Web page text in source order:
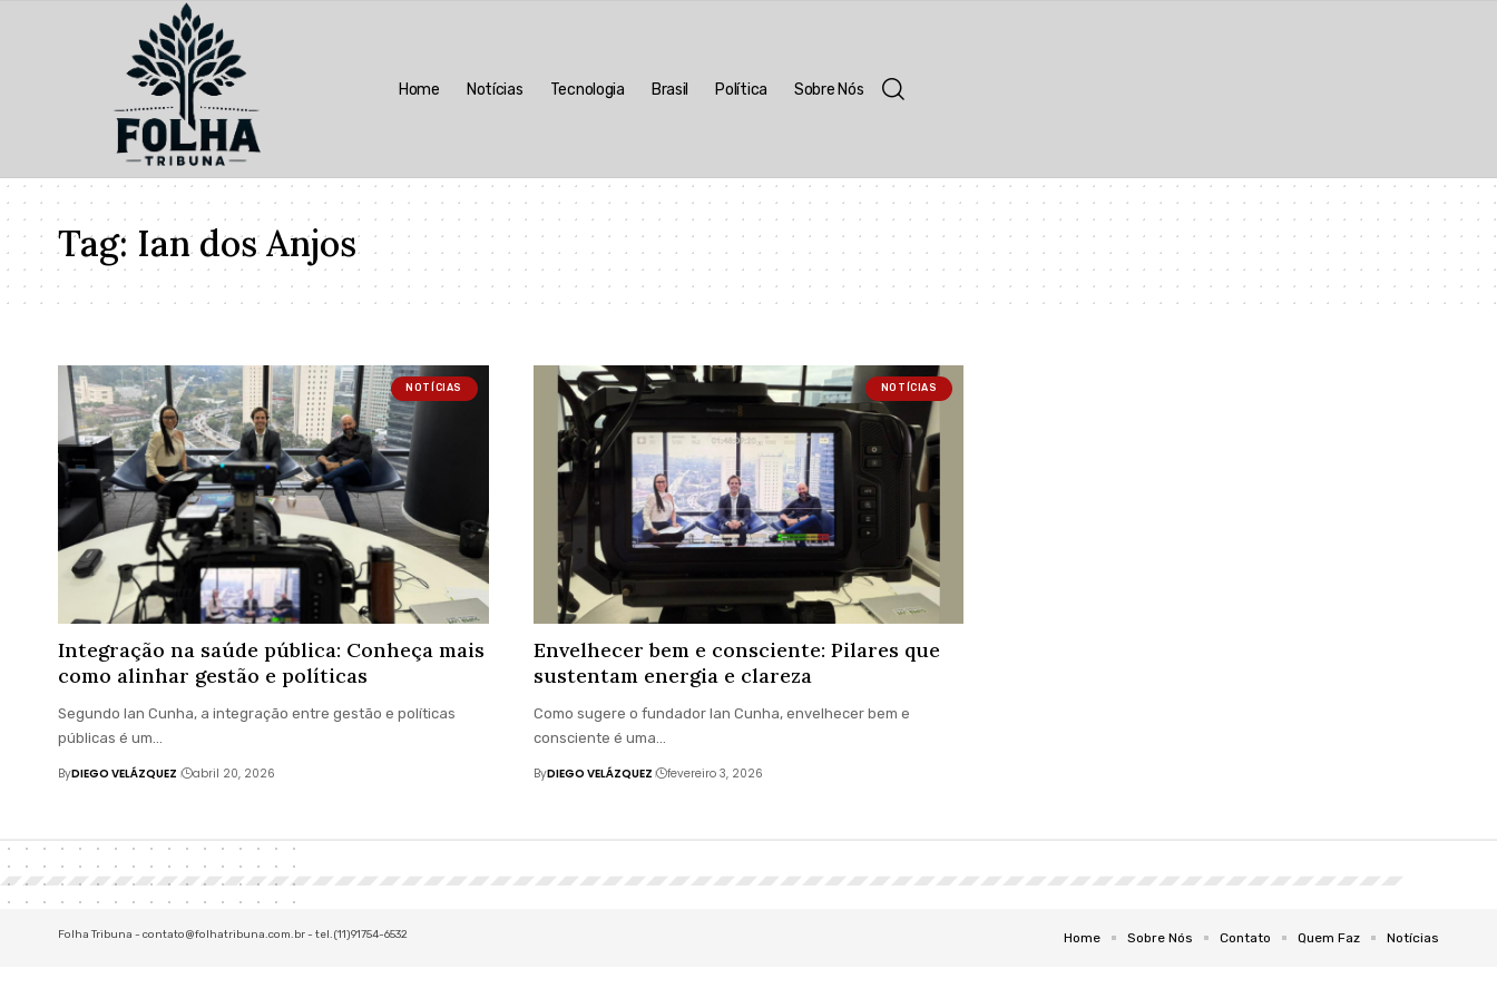
Home Notícias Tecnologia Brasil Política Sobre Nós
Tag: Ian dos Anjos
NOTÍCIAS
Integração na saúde pública: Conheça mais
como alinhar gestão e políticas
Segundo Ian Cunha, a integração entre gestão e políticas
públicas é um…
ByDIEGO VELÁZQUEZ abril 20, 2026
NOTÍCIAS
Envelhecer bem e consciente: Pilares que
sustentam energia e clareza
Como sugere o fundador Ian Cunha, envelhecer bem e
consciente é uma…
ByDIEGO VELÁZQUEZ fevereiro 3, 2026
Folha Tribuna - contato@folhatribuna.com.br- tel.(11)91754-6532 Home Sobre Nós Contato Quem Faz Notícias